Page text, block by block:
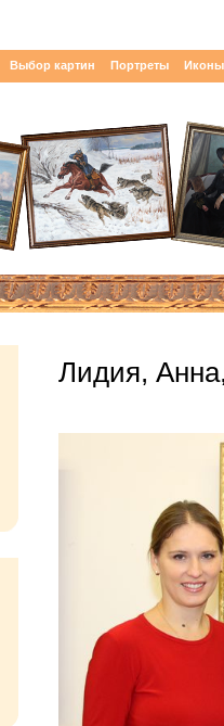
Выбор картин Портреты Иконы
Лидия,